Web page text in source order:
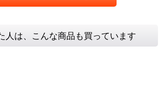
人は、こんな商品も買っています